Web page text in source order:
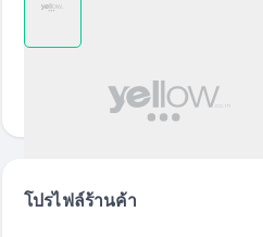
รายการที่ชอบ แชร์
โปรไฟล์ร้านค้า